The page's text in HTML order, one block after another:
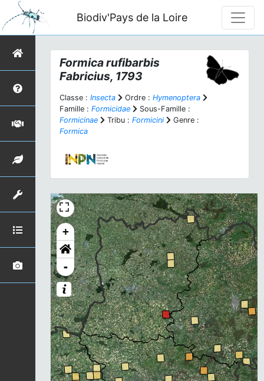
Biodiv'Pays de la Loire
Formica rufibarbis
Fabricius, 1793
Classe : Insecta Ordre : Hymenoptera
Famille : Formicidae
Sous-Famille :
Formicinae
Tribu : Formicini
Genre :
Formica
+
-